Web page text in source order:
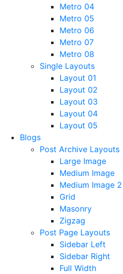
Metro 04
Metro 05
Metro 06
Metro 07
Metro 08
Single Layouts
Layout 01
Layout 02
Layout 03
Layout 04
Layout 05
Blogs
Post Archive Layouts
Large Image
Medium Image
Medium Image 2
Grid
Masonry
Zigzag
Post Page Layouts
Sidebar Left
Sidebar Right
Full Width